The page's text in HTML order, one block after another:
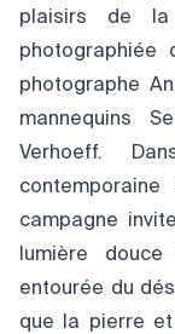
plaisirs de
photographiée
photographe
mannequins
Verhoeff.
campagne
lumière
entourée du
que la pierre